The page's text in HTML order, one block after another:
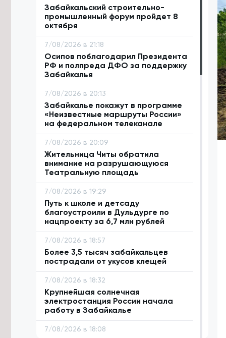
Забайкальский строительно-
промышленный форум пройдет 8
октября
7/08/2026 в 21:18
Осипов поблагодарил Президента
РФ и полпреда ДФО за поддержку
Забайкалья
7/08/2026 в 20:13
Забайкалье покажут в программе
«Неизвестные маршруты России»
на федеральном телеканале
7/08/2026 в 20:09
Жительница Читы обратила
внимание на разрушающуюся
Театральную площадь
7/08/2026 в 19:29
Путь к школе и детсаду
благоустроили в Дульдурге по
нацпроекту за 6,7 млн рублей
7/08/2026 в 18:57
Более 3,5 тысяч забайкальцев
пострадали от укусов клещей
7/08/2026 в 18:32
Крупнейшая солнечная
электростанция России начала
работу в Забайкалье
7/08/2026 в 18:08